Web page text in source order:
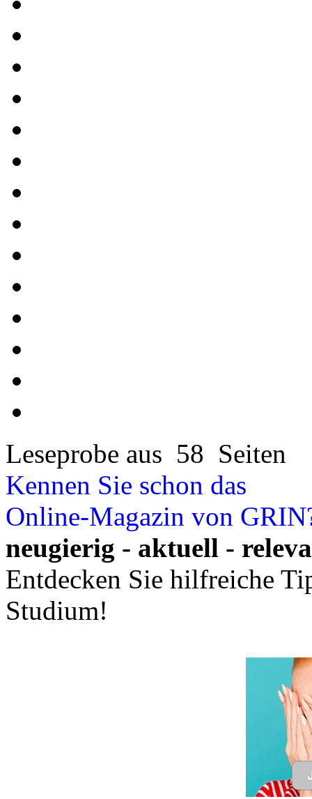
Leseprobe aus 58 Seiten
Kennen Sie schon das
Online-Magazin von
neugierig - aktuell -
Entdecken Sie hilfreiche
Studium!